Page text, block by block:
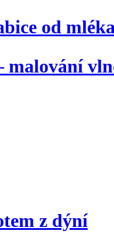
od
malování
z dýní